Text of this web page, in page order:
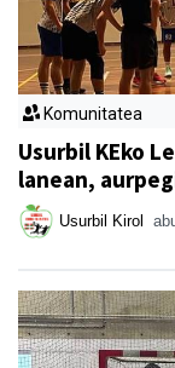
Komunitatea
Usurbil KEko
lanean,
Usurbil Kirol